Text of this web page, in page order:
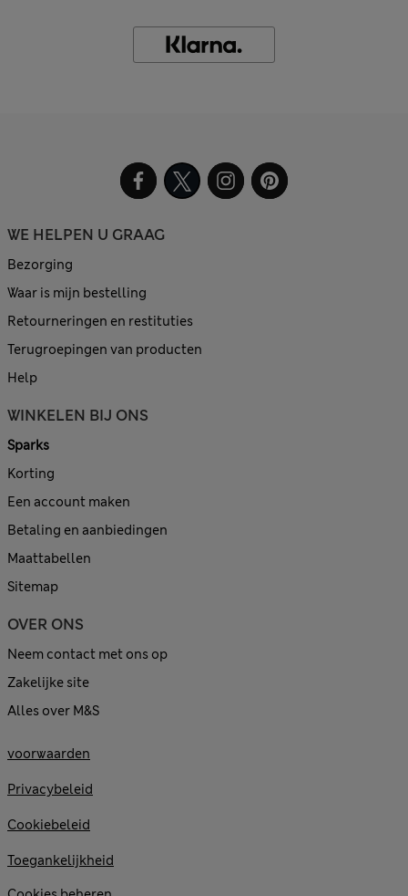
WE HELPEN U GRAAG
Bezorging
Waar is mijn bestelling
Retourneringen en restituties
Terugroepingen van producten
Help
WINKELEN BIJ ONS
Sparks
Korting
Een account maken
Betaling en aanbiedingen
Maattabellen
Sitemap
OVER ONS
Neem contact met ons op
Zakelijke site
Alles over M&S
voorwaarden
Privacybeleid
Cookiebeleid
Toegankelijkheid